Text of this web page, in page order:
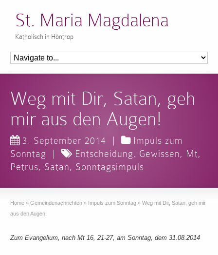
St. Maria Magdalena
Katholisch in Höntrop
Weg mit Dir, Satan, geh
mir aus den Augen!
3. September 2014 |
Impuls zum
Sonntag
| Entscheidung, Gewissen, Mt,
Petrus, Satan, Sonntagsimpuls
Home » Gemeindenachrichten » Impuls zum Sonntag » Weg mit Dir, Satan, geh mir
aus den Augen!
Zum Evangelium, nach Mt 16, 21-27, am Sonntag, dem 31.08.2014